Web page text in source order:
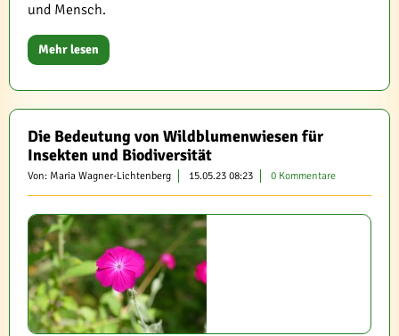
und Mensch.
Mehr lesen
Die Bedeutung von Wildblumenwiesen für
Insekten und Biodiversität
Von: Maria Wagner-Lichtenberg 15.05.23 08:23 0 Kommentare